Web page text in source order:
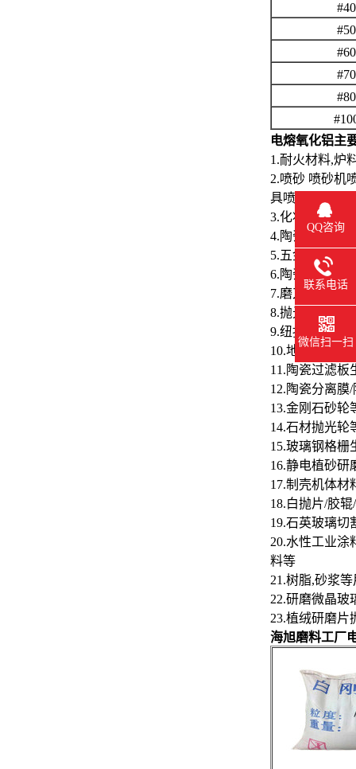
电熔氧化铝主
1.耐火材料,炉
2.喷砂 喷砂机
具喷砂,钨钼钛
3.化妆行业化
4.陶瓷制品,研
5.五金件,钛合
6.陶瓷釉料,环
7.磨刀石,研磨
8.抛光蜡,抛光
9.纽扣,手机壳,
10.地坪,胶粘
11.陶瓷过滤板
12.陶瓷分离膜
13.金刚石砂轮
14.石材抛光轮
15.玻璃钢格栅
16.静电植砂研
17.制壳机体材
18.白抛片/胶
19.石英玻璃切
20.水性工业涂
料等
21.树脂,砂浆
22.研磨微晶玻
23.植绒研磨片
海旭磨料工厂
QQ咨询
联系电话
微信扫一扫